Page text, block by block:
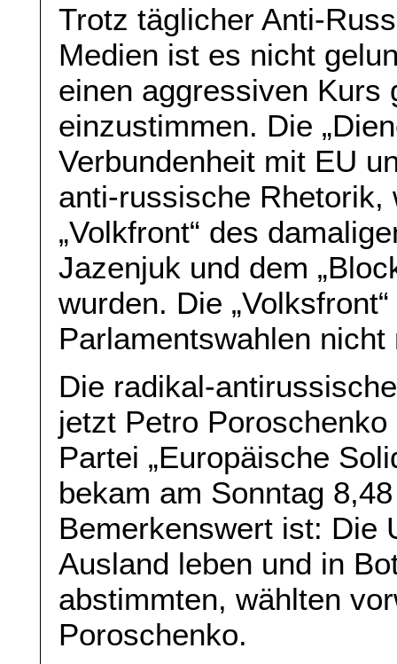
Trotz täglicher Anti-
Medien ist es nicht
einen aggressiven Kurs
einzustimmen. Die
Verbundenheit mit EU
anti-russische
„Volkfront“ des
Jazenjuk und dem
wurden. Die
Parlamentswahlen nicht
Die radikal-
jetzt Petro
Partei „Europäische
bekam am Sonntag
Bemerkenswert ist: Die
Ausland leben und in
abstimmten, wählten
Poroschenko.